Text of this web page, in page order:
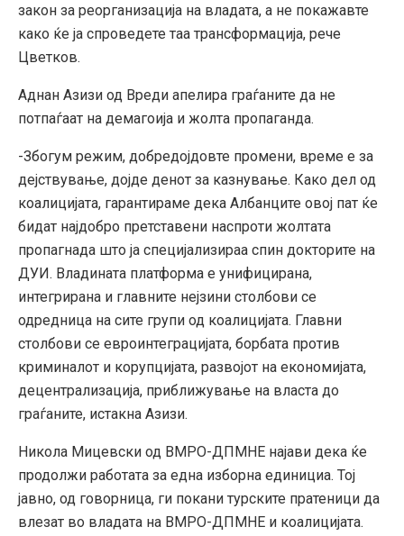
закон за реорганизација на владата, а не покажавте
како ќе ја спроведете таа трансформација, рече
Цветков.
Аднан Азизи од Вреди апелира граѓаните да не
потпаѓаат на демагоија и жолта пропаганда.
-Збогум режим, добредојдовте промени, време е за
дејствување, дојде денот за казнување. Како дел од
коалицијата, гарантираме дека Албанците овој пат ќе
бидат најдобро претставени наспроти жолтата
пропагнада што ја специјализираа спин докторите на
ДУИ. Владината платформа е унифицирана,
интегрирана и главните нејзини столбови се
одредница на сите групи од коалицијата. Главни
столбови се евроинтеграцијата, борбата против
криминалот и корупцијата, развојот на економијата,
децентрализација, приближување на власта до
граѓаните, истакна Азизи.
Никола Мицевски од ВМРО-ДПМНЕ најави дека ќе
продолжи работата за една изборна единициа. Тој
јавно, од говорница, ги покани турските пратеници да
влезат во владата на ВМРО-ДПМНЕ и коалицијата.